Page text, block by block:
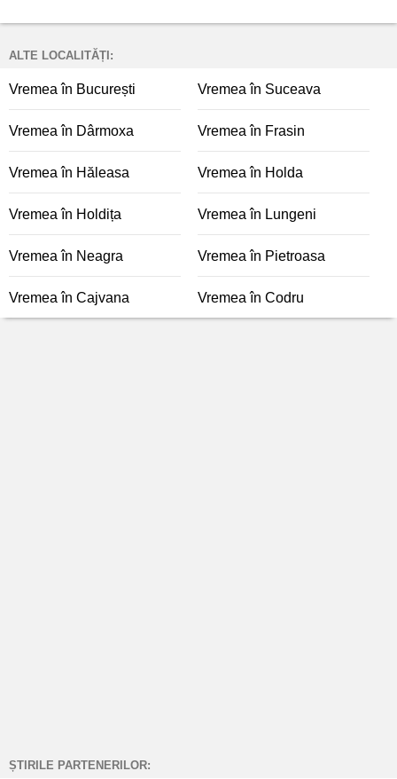
ALTE LOCALITĂȚI:
Vremea în București Vremea în Suceava
Vremea în Dârmoxa Vremea în Frasin
Vremea în Hăleasa Vremea în Holda
Vremea în Holdița Vremea în Lungeni
Vremea în Neagra Vremea în Pietroasa
Vremea în Cajvana Vremea în Codru
ȘTIRILE PARTENERILOR: